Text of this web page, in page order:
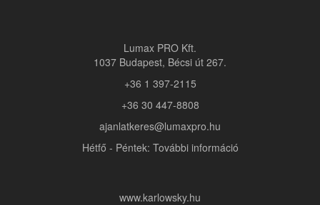
Lumax PRO Kft.
1037 Budapest, Bécsi út 267.
+36 1 397-2115
+36 30 447-8808
ajanlatkeres@lumaxpro.hu
Hétfő - Péntek: További információ
www.karlowsky.hu